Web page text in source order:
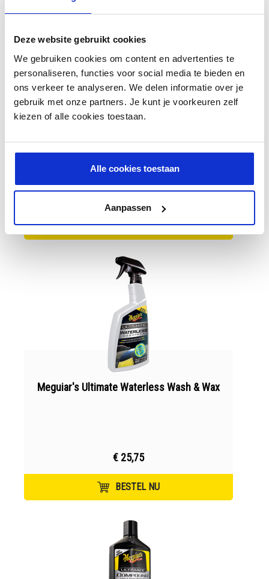
Deze website gebruikt cookies
We gebruiken cookies om content en advertenties te
personaliseren, functies voor social media te bieden en
ons verkeer te analyseren. We delen informatie over je
gebruik met onze partners. Je kunt je voorkeuren zelf
kiezen of alle cookies toestaan.
Alle cookies toestaan
Aanpassen
BESTEL NU
Meguiar's Ultimate Waterless Wash & Wax
€ 25,75
BESTEL NU